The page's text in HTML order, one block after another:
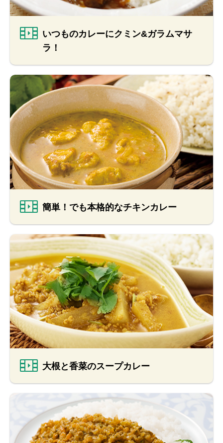
いつものカレーにクミン&ガラムマサ
ラ！
簡単！でも本格的なチキンカレー
大根と香菜のスープカレー